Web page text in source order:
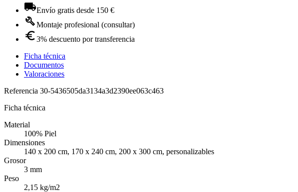
Envío gratis desde 150 €
Montaje profesional (consultar)
3% descuento por transferencia
Ficha técnica
Documentos
Valoraciones
Referencia 30-5436505da3134a3d2390ee063c463
Ficha técnica
Material
100% Piel
Dimensiones
140 x 200 cm, 170 x 240 cm, 200 x 300 cm, personalizables
Grosor
3 mm
Peso
2,15 kg/m2